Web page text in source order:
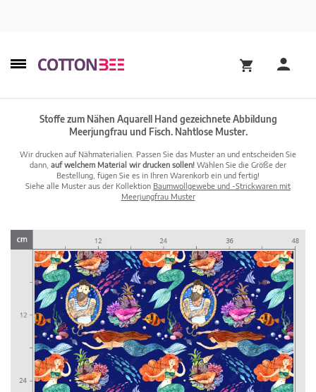
Stoffe zum Nähen Aquarell Hand gezeichnete Abbildung
Meerjungfrau und Fisch. Nahtlose Muster.
Wir drucken auf Nähmaterialien. Passen Sie das Muster an und entscheiden Sie
dann, auf welchem Material wir drucken sollen! Wählen Sie die Größe der
Bestellung, fügen Sie es in Ihren Warenkorb ein und fertig!
Siehe alle Muster aus der Kollektion Baumwollgewebe und -Strickwaren mit
Meerjungfrau Muster